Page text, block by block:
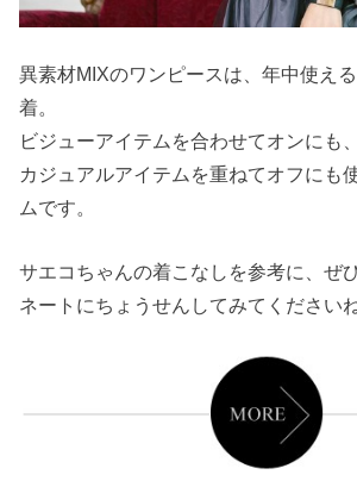
異素材MIXのワンピースは、年中使え
着。
ビジューアイテムを合わせてオンにも
カジュアルアイテムを重ねてオフにも
ムです。
サエコちゃんの着こなしを参考に、ぜ
ネートにちょうせんしてみてくださいね